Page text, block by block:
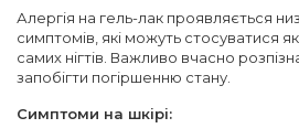
Алергія на гель-лак проявляється
симптомів, які можуть стосуватися як
самих нігтів. Важливо вчасно
запобігти погіршенню стану.
Симптоми на шкірі: